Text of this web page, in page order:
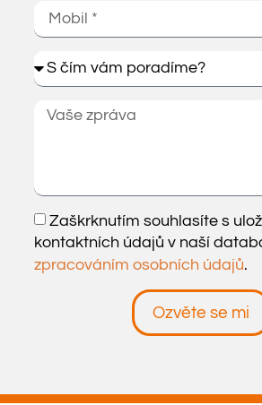
Zaškrknutím souhlasíte s
kontaktních údajů v naší
zpracováním osobních údajů.
Ozvěte se mi